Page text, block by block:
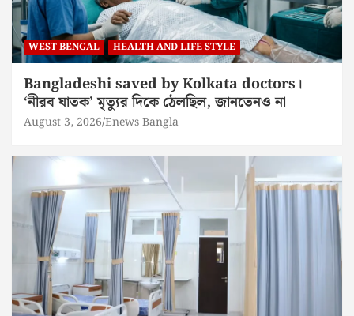
WEST BENGAL HEALTH AND LIFE STYLE
Bangladeshi saved by Kolkata doctors।
‘নীরব ঘাতক’ মৃত্যুর দিকে ঠেলছিল, জানতেনও না
August 3, 2026 Enews Bangla